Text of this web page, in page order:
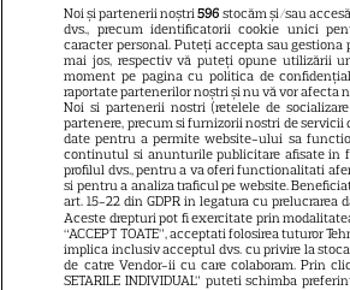
15
Premiere de
Disney+ și
august:
colecție și
CINEMA
Eli Roth
înghețata
horror în care
Noi și partenerii noștri596 stocăm și/sau
dvs., precum identificatorii cookie unici
caracter personal. Puteți accepta sau
mai jos, respectiv vă puteți opune utilizării
moment pe pagina cu politica de
raportate partenerilor noștri și nu vă vor afecta
Noi si partenerii nostri (retelele de
partenere, precum si furnizorii nostri de servicii
date pentru a permite website-ului sa
continutul si anunturile publicitare afisate in
profilul dvs., pentru a va oferi functionalitati
si pentru a analiza traficul pe website.
art. 15-22 din GDPR in legatura cu prelucrarea
Aceste drepturi pot fi exercitate prin
“ACCEPT TOATE”, acceptati folosirea tuturor
implica inclusiv acceptul dvs. cu privire la
de catre Vendor-ii cu care colaboram. Prin
SETARILE INDIVIDUAL” puteti schimba